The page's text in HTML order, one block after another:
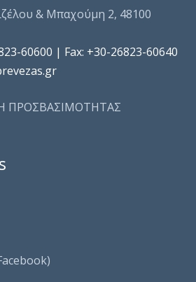
& Μπαχούμη 2, 48100
60600 | Fax: +30-26823-60640
ΠΡΟΣΒΑΣΙΜΟΤΗΤΑΣ